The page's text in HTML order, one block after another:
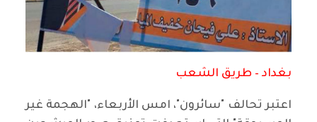
بغداد – طريق الشعب
اعتبر تحالف "سائرون"، امس الأربعاء، "الهجمة غير